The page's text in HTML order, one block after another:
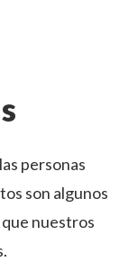
personas
son algunos
que nuestros